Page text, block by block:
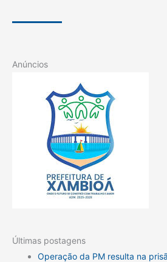
Anúncios
Últimas postagens
Operação da PM resulta na